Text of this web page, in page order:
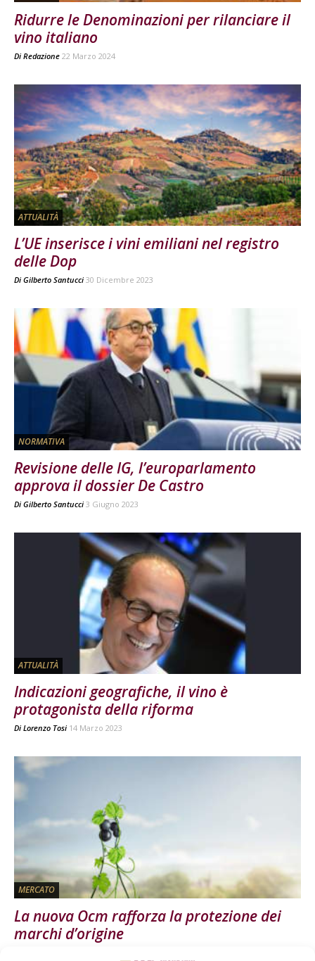
Ridurre le Denominazioni per rilanciare il
vino italiano
Di Redazione 22 Marzo 2024
ATTUALITÀ
L’UE inserisce i vini emiliani nel registro
delle Dop
Di Gilberto Santucci 30 Dicembre 2023
NORMATIVA
Revisione delle IG, l’europarlamento
approva il dossier De Castro
Di Gilberto Santucci 3 Giugno 2023
ATTUALITÀ
Indicazioni geografiche, il vino è
protagonista della riforma
Di Lorenzo Tosi 14 Marzo 2023
MERCATO
La nuova Ocm rafforza la protezione dei
marchi d’origine